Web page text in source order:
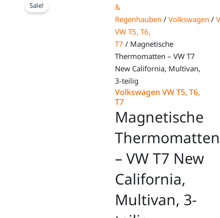
Sale!
&
Regenhauben / Volkswagen /
VW T5, T6,
T7 / Magnetische
Thermomatten – VW T7
New California, Multivan,
3-teilig
Volkswagen VW T5, T6,
T7
Magnetische
Thermomatten
– VW T7 New
California,
Multivan, 3-